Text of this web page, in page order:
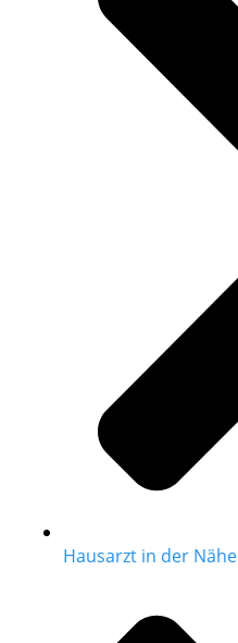
Hausarzt in der Nähe